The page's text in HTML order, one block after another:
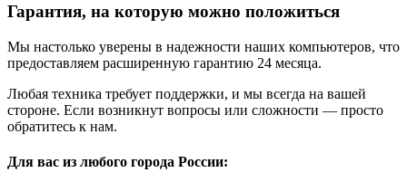
Гарантия, на которую можно положиться
Мы настолько уверены в надежности наших компьютеров, что
предоставляем расширенную гарантию 24 месяца.
Любая техника требует поддержки, и мы всегда на вашей
стороне. Если возникнут вопросы или сложности — просто
обратитесь к нам.
Для вас из любого города России: